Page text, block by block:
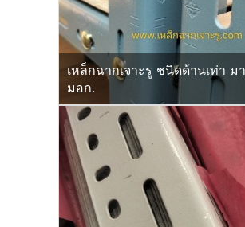
เหล็กฉากเจาะรู ชนิดด้านเท่า ม
มอก.